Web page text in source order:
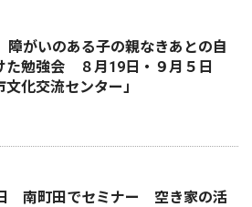
がいのある子の親なきあとの自
た勉強会 ８月19日・９月５日
文化交流センター」
南町田でセミナー 空き家の活